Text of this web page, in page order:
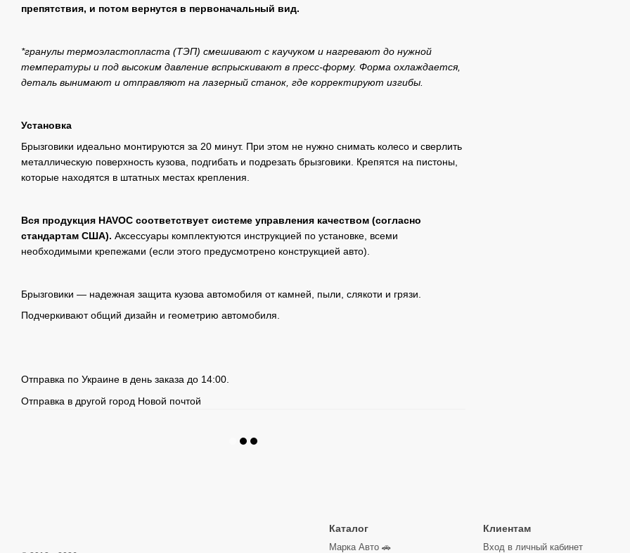
препятствия, и потом вернутся в первоначальный вид.
*гранулы термоэластопласта (ТЭП) смешивают с каучуком и нагревают до нужной
температуры и под высоким давление вспрыскивают в пресс-форму. Форма охлаждается,
деталь вынимают и отправляют на лазерный станок, где корректируют изгибы.
Установка
Брызговики идеально монтируются за 20 минут. При этом не нужно снимать колесо и сверлить
металлическую поверхность кузова, подгибать и подрезать брызговики. Крепятся на пистоны,
которые находятся в штатных местах крепления.
Вся продукция HAVOC соответствует системе управления качеством (согласно
стандартам США). Аксессуары комплектуются инструкцией по установке, всеми
необходимыми крепежами (если этого предусмотрено конструкцией авто).
Брызговики — надежная защита кузова автомобиля от камней, пыли, слякоти и грязи.
Подчеркивают общий дизайн и геометрию автомобиля.
Отправка по Украине в день заказа до 14:00.
Отправка в другой город Новой почтой
Каталог
Марка Авто 🚗
Клиентам
Вход в личный кабинет